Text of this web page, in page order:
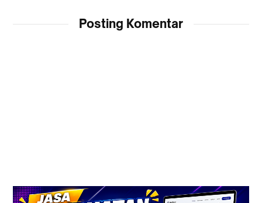
Posting Komentar